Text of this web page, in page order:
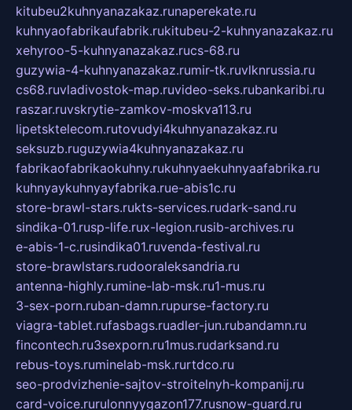
kitubeu2kuhnyanazakaz.runaperekate.ru
kuhnyaofabrikaufabrik.rukitubeu-2-kuhnyanazakaz.ru
xehyroo-5-kuhnyanazakaz.rucs-68.ru
guzywia-4-kuhnyanazakaz.rumir-tk.ruvlknrussia.ru
cs68.ruvladivostok-map.ruvideo-seks.rubankaribi.ru
raszar.ruvskrytie-zamkov-moskva113.ru
lipetsktelecom.rutovudyi4kuhnyanazakaz.ru
seksuzb.ruguzywia4kuhnyanazakaz.ru
fabrikaofabrikaokuhny.rukuhnyaekuhnyaafabrika.ru
kuhnyaykuhnyayfabrika.rue-abis1c.ru
store-brawl-stars.rukts-services.rudark-sand.ru
sindika-01.rusp-life.rux-legion.rusib-archives.ru
e-abis-1-c.rusindika01.ruvenda-festival.ru
store-brawlstars.rudooraleksandria.ru
antenna-highly.rumine-lab-msk.ru1-mus.ru
3-sex-porn.ruban-damn.rupurse-factory.ru
viagra-tablet.rufasbags.ruadler-jun.rubandamn.ru
fincontech.ru3sexporn.ru1mus.rudarksand.ru
rebus-toys.ruminelab-msk.rurtdco.ru
seo-prodvizhenie-sajtov-stroitelnyh-kompanij.ru
card-voice.rurulonnyygazon177.rusnow-guard.ru